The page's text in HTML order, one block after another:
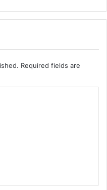
Required fields are